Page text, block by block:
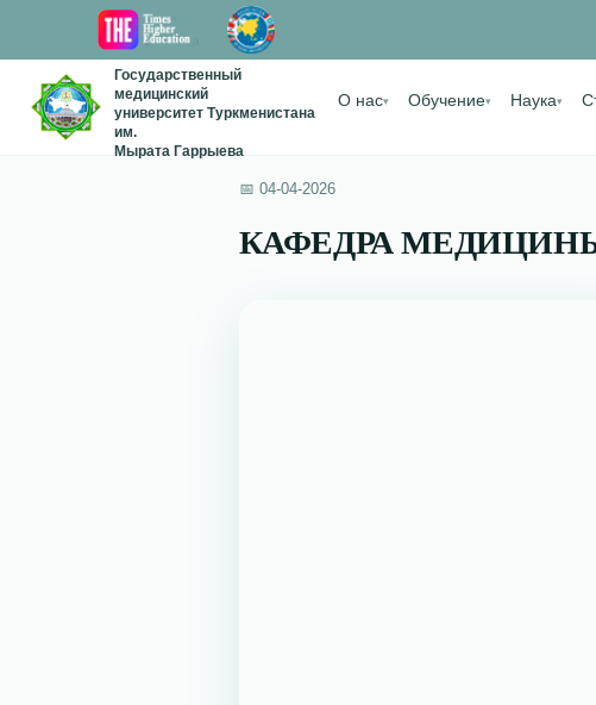
Государственный
медицинский
университет Туркменистана
им.
Мырата Гаррыева
О нас▾ Обучение▾ Наука▾
📅 04-04-2026
КАФЕДРА